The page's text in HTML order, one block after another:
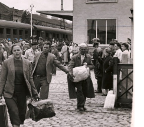
Brabant s’est transformée,
ville-monde.
Méditerranée